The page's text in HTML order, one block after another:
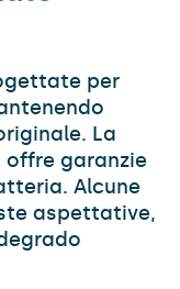
per
La
garanzie
Alcune
aspettative,